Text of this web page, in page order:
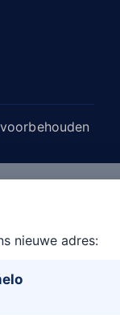
nieuwe adres: